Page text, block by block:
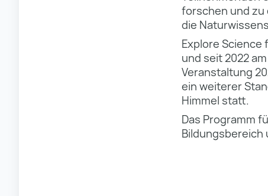
forschen und zu
die
Explore Science
und seit 2022
Veranstaltung
ein weiterer
Himmel statt.
Das Programm